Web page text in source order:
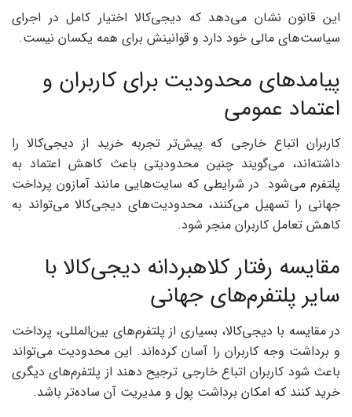
این قانون نشان می‌دهد که دیجی‌کالا اختیار کامل در اجرای
سیاست‌های مالی خود دارد و قوانینش برای همه یکسان نیست.
پیامدهای محدودیت برای کاربران و
اعتماد عمومی
کاربران اتباع خارجی که پیش‌تر تجربه خرید از دیجی‌کالا را
داشته‌اند، می‌گویند چنین محدودیتی باعث کاهش اعتماد به
پلتفرم می‌شود. در شرایطی که سایت‌هایی مانند آمازون پرداخت
جهانی را تسهیل می‌کنند، محدودیت‌های دیجی‌کالا می‌تواند به
کاهش تعامل کاربران منجر شود.
مقایسه رفتار کلاهبردانه دیجی‌کالا با
سایر پلتفرم‌های جهانی
در مقایسه با دیجی‌کالا، بسیاری از پلتفرم‌های بین‌المللی، پرداخت
و برداشت وجه کاربران را آسان کرده‌اند. این محدودیت می‌تواند
باعث شود کاربران اتباع خارجی ترجیح دهند از پلتفرم‌های دیگری
خرید کنند که امکان برداشت پول و مدیریت آن ساده‌تر باشد.